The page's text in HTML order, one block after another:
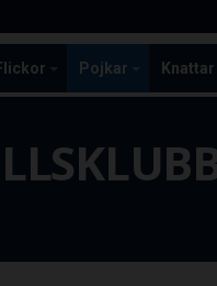
Pojkar Knattar